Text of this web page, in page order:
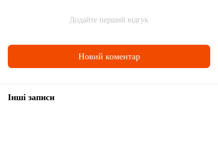
Додайте перший відгук
Новий коментар
Інші записи